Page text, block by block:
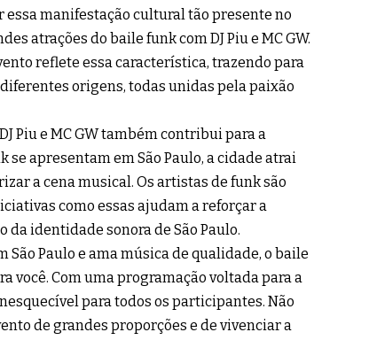
manifestação cultural tão presente no
atrações do baile funk com DJ Piu e MC GW.
reflete essa característica, trazendo para
origens, todas unidas pela paixão
Piu e MC GW também contribui para a
apresentam em São Paulo, a cidade atrai
a cena musical. Os artistas de funk são
como essas ajudam a reforçar a
identidade sonora de São Paulo.
Paulo e ama música de qualidade, o baile
você. Com uma programação voltada para a
para todos os participantes. Não
de grandes proporções e de vivenciar a